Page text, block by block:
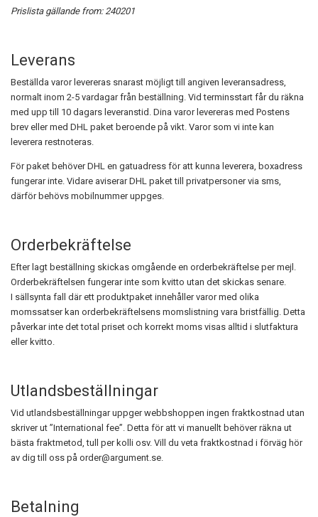
Prislista gällande from: 240201
Leverans
Beställda varor levereras snarast möjligt till angiven leveransadress,
normalt inom 2-5 vardagar från beställning. Vid terminsstart får du räkna
med upp till 10 dagars leveranstid. Dina varor levereras med Postens
brev eller med DHL paket beroende på vikt. Varor som vi inte kan
leverera restnoteras.
För paket behöver DHL en gatuadress för att kunna leverera, boxadress
fungerar inte. Vidare aviserar DHL paket till privatpersoner via sms,
därför behövs mobilnummer uppges.
Orderbekräftelse
Efter lagt beställning skickas omgående en orderbekräftelse per mejl.
Orderbekräftelsen fungerar inte som kvitto utan det skickas senare.
I sällsynta fall där ett produktpaket innehåller varor med olika
momssatser kan orderbekräftelsens momslistning vara bristfällig. Detta
påverkar inte det total priset och korrekt moms visas alltid i slutfaktura
eller kvitto.
Utlandsbeställningar
Vid utlandsbeställningar uppger webbshoppen ingen fraktkostnad utan
skriver ut ”International fee”. Detta för att vi manuellt behöver räkna ut
bästa fraktmetod, tull per kolli osv. Vill du veta fraktkostnad i förväg hör
av dig till oss på order@argument.se.
Betalning